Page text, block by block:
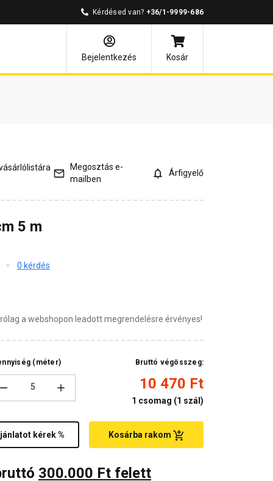
Kérdésed van? +36/1-9999-686
Bejelentkezés
Kosár
Kérdések és válaszok
Megosztás e-
mailben
Árfigyelő
5 m
0 kérdés
a webshopon leadott megrendelésre érvényes!
(méter) Bruttó végösszeg:
10 470 Ft
1 csomag (1 szál )
kérek % Kosárba rakom
300.000 Ft felett